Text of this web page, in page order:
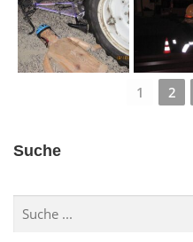
1 2
Suche